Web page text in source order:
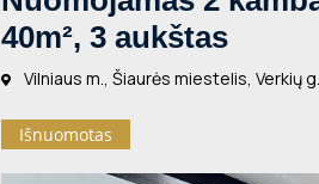
40m², 3 aukštas
Vilniaus m., Šiaurės miestelis, Verkių g.
Išnuomotas